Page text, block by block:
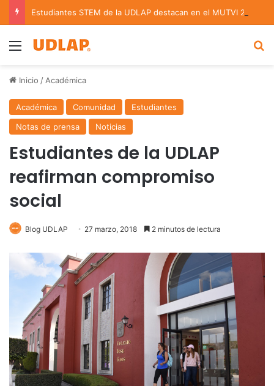
Menu
Inicio / Académica
Académica Comunidad
Estudiantes
Notas de prensa
Noticias
Estudiantes de la UDLAP
reafirman compromiso
social
Blog UDLAP 27 marzo, 2018 2 minutos de lectura